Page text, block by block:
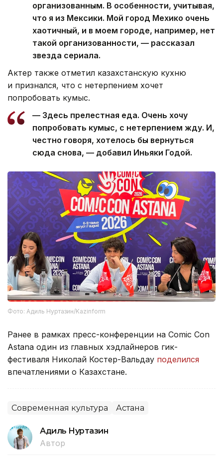
организованным. В особенности, учитывая,
что я из Мексики. Мой город Мехико очень
хаотичный, и в моем городе, например, нет
такой организованности, — рассказал
звезда сериала.
Актер также отметил казахстанскую кухню
и признался, что с нетерпением хочет
попробовать кумыс.
— Здесь прелестная еда. Очень хочу
попробовать кумыс, с нетерпением жду. И,
честно говоря, хотелось бы вернуться
сюда снова, — добавил Иньяки Годой.
Фото: Адиль Нуртазин/Kazinform
Ранее в рамках пресс-конференции на Comic Con
Astana один из главных хэдлайнеров гик-
фестиваля Николай Костер-Вальдау поделился
впечатлениями о Казахстане.
Современная культура Астана
Адиль Нуртазин
Автор